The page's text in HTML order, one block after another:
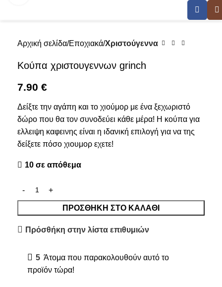
Αρχική σελίδα Εποχιακά Χριστούγεννα
Κούπα χριστουγεννων grinch
7.90 €
Δείξτε την αγάπη και το χιούμορ με ένα ξεχωριστό
δώρο που θα τον συνοδεύει κάθε μέρα! Η κούπα για
ελλειψη καφεινης είναι η ιδανική επιλογή για να της
δείξετε πόσο χιουμορ εχετε!
10 σε απόθεμα
ΠΡΟΣΘΉΚΗ ΣΤΟ ΚΑΛΆΘΙ
Πρόσθήκη στην λίστα επιθυμιών
5 Άτομα που παρακολουθούν αυτό το
προϊόν τώρα!